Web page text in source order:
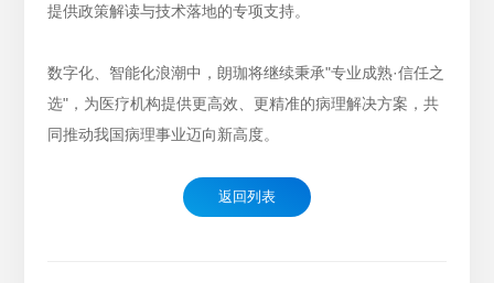
提供政策解读与技术落地的专项支持。
数字化、智能化浪潮中，朗珈将继续秉承"专业成熟·信任之
选"，为医疗机构提供更高效、更精准的病理解决方案，共
同推动我国病理事业迈向新高度。
返回列表